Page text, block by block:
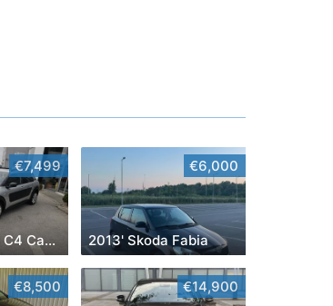
€7,499
2014' Citroen C4 Cactus
€6,000
2013' Skoda Fabia
€8,500 €14,900